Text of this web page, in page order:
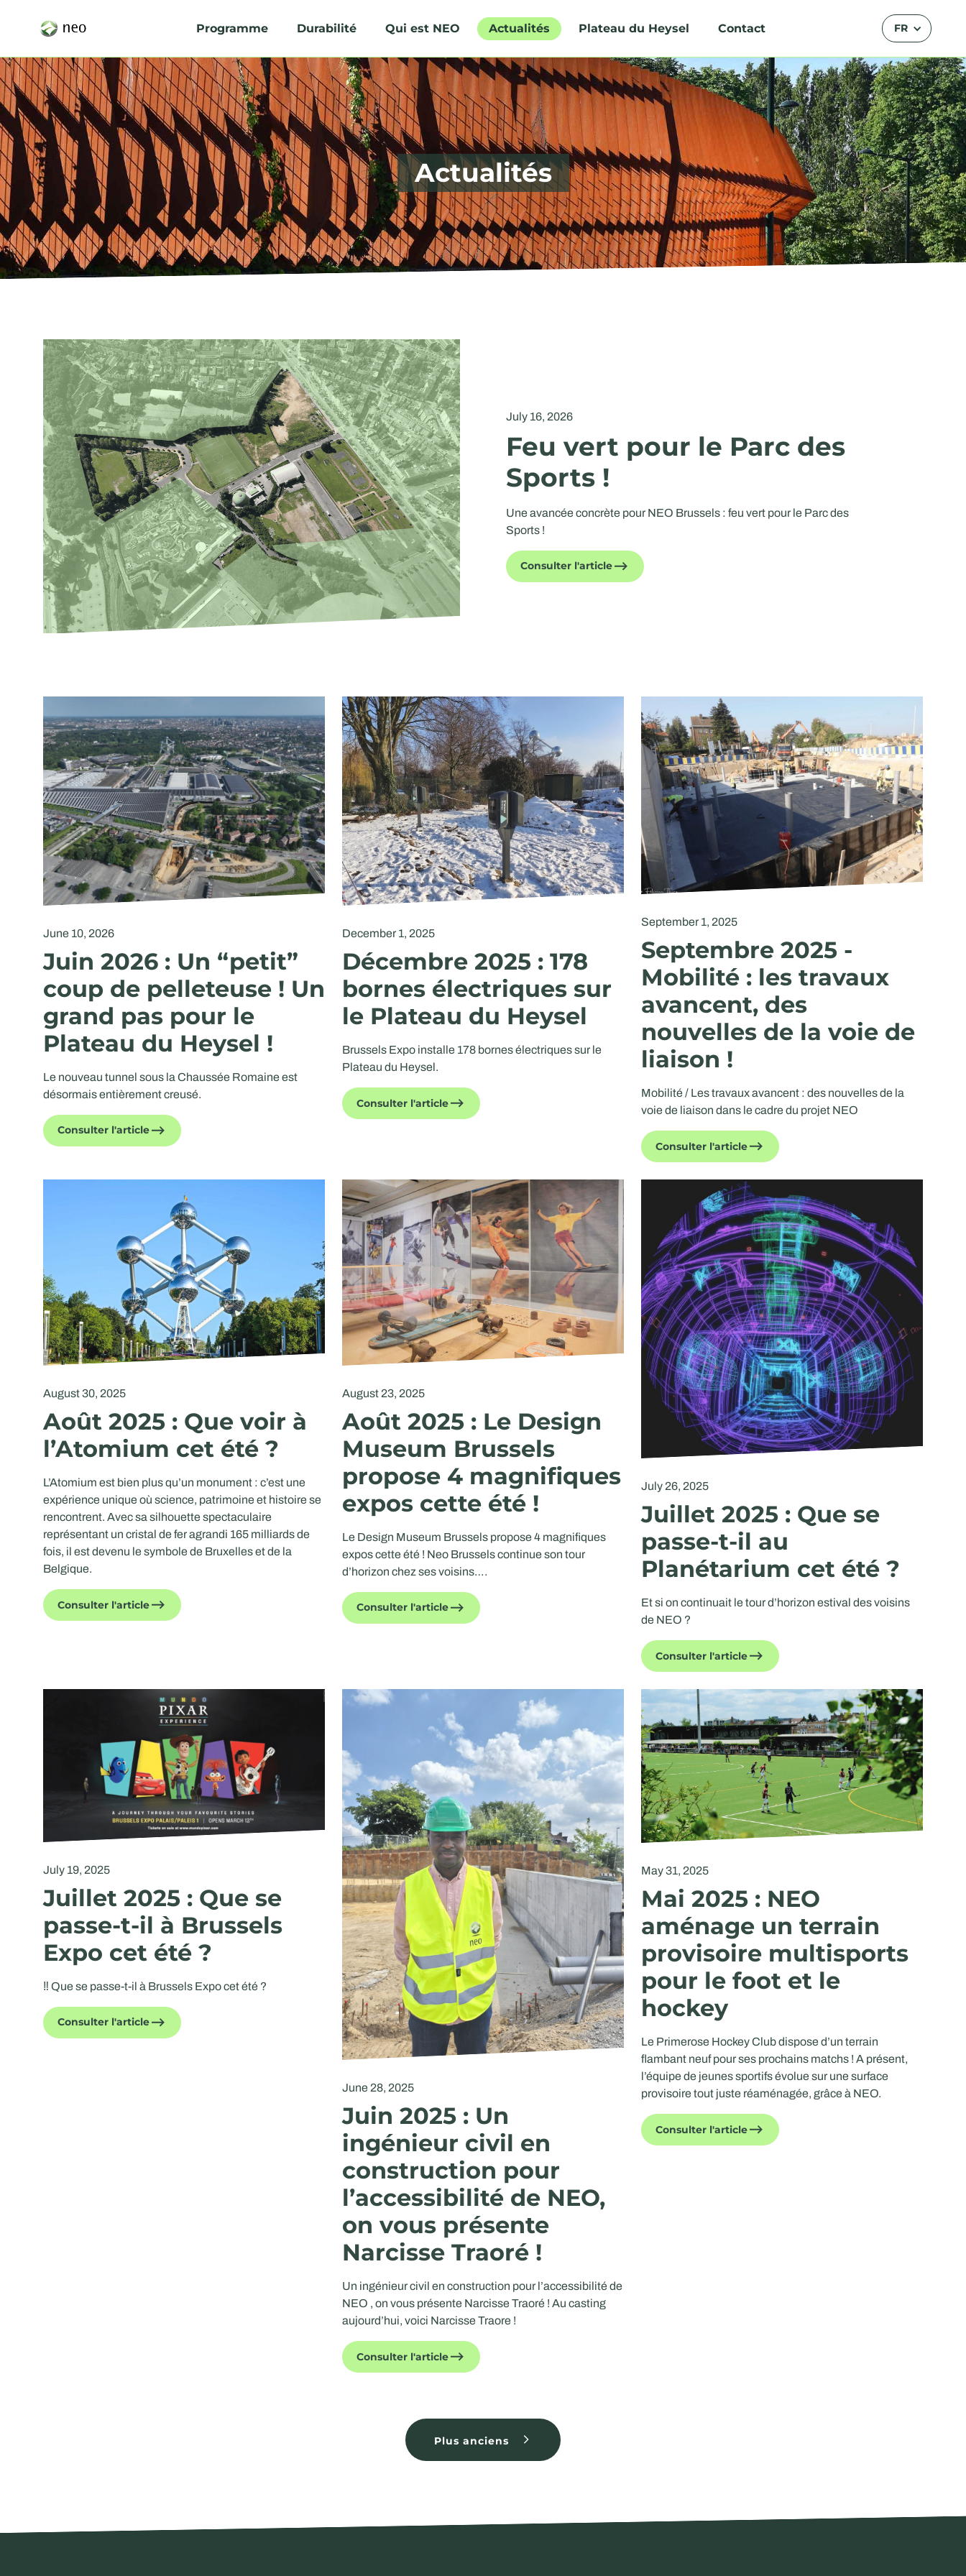
Programme Durabilité Qui est NEO Actualités Plateau du Heysel Contact FR
Actualités
July 16, 2026
Feu vert pour le Parc des
Sports !
Une avancée concrète pour NEO Brussels : feu vert pour le Parc des
Sports !
Consulter l'article
June 10, 2026
Juin 2026 : Un “petit”
coup de pelleteuse ! Un
grand pas pour le
Plateau du Heysel !
Le nouveau tunnel sous la Chaussée Romaine est
désormais entièrement creusé.
Consulter l'article
December 1, 2025
Décembre 2025 : 178
bornes électriques sur
le Plateau du Heysel
Brussels Expo installe 178 bornes électriques sur le
Plateau du Heysel.
Consulter l'article
September 1, 2025
Septembre 2025 -
Mobilité : les travaux
avancent, des
nouvelles de la voie de
liaison !
Mobilité / Les travaux avancent : des nouvelles de la
voie de liaison dans le cadre du projet NEO
Consulter l'article
August 30, 2025
Août 2025 : Que voir à
l’Atomium cet été ?
L’Atomium est bien plus qu’un monument : c’est une
expérience unique où science, patrimoine et histoire se
rencontrent. Avec sa silhouette spectaculaire
représentant un cristal de fer agrandi 165 milliards de
fois, il est devenu le symbole de Bruxelles et de la
Belgique.
Consulter l'article
August 23, 2025
Août 2025 : Le Design
Museum Brussels
propose 4 magnifiques
expos cette été !
Le Design Museum Brussels propose 4 magnifiques
expos cette été ! Neo Brussels continue son tour
d’horizon chez ses voisins….
Consulter l'article
July 26, 2025
Juillet 2025 : Que se
passe-t-il au
Planétarium cet été ?
Et si on continuait le tour d’horizon estival des voisins
de NEO ?
Consulter l'article
July 19, 2025
Juillet 2025 : Que se
passe-t-il à Brussels
Expo cet été ?
‼️ Que se passe-t-il à Brussels Expo cet été ?
Consulter l'article
June 28, 2025
Juin 2025 : Un
ingénieur civil en
construction pour
l’accessibilité de NEO,
on vous présente
Narcisse Traoré !
Un ingénieur civil en construction pour l’accessibilité de
NEO , on vous présente Narcisse Traoré ! Au casting
aujourd’hui, voici Narcisse Traore !
Consulter l'article
May 31, 2025
Mai 2025 : NEO
aménage un terrain
provisoire multisports
pour le foot et le
hockey
Le Primerose Hockey Club dispose d’un terrain
flambant neuf pour ses prochains matchs ! A présent,
l’équipe de jeunes sportifs évolue sur une surface
provisoire tout juste réaménagée, grâce à NEO.
Consulter l'article
Plus anciens